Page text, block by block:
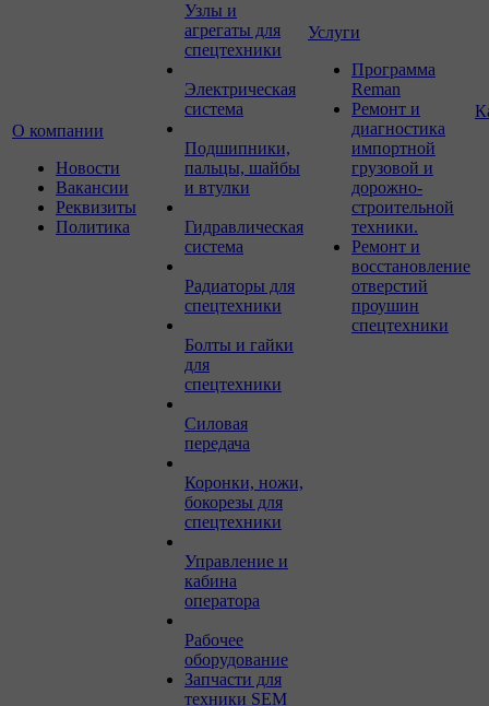
О компании
Новости
Вакансии
Реквизиты
Политика
Узлы и
агрегаты для
спецтехники
Электрическая
система
Подшипники,
пальцы, шайбы
и втулки
Гидравлическая
система
Радиаторы для
спецтехники
Болты и гайки
для
спецтехники
Силовая
передача
Коронки, ножи,
бокорезы для
спецтехники
Управление и
кабина
оператора
Рабочее
оборудование
Запчасти для
техники SEM
Услуги
Программа
Reman
Ремонт и
диагностика
импортной
грузовой и
дорожно-
строительной
техники.
Ремонт и
восстановление
отверстий
проушин
спецтехники